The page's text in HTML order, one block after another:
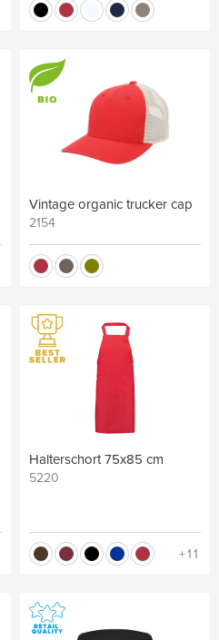
Vintage organic trucker cap
2154
Halterschort 75x85 cm
5220
+11